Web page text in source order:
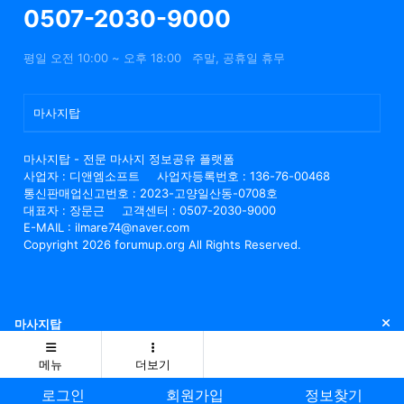
0507-2030-9000
평일 오전 10:00 ~ 오후 18:00 주말, 공휴일 휴무
마사지탑
마사지탑 - 전문 마사지 정보공유 플랫폼
사업자 : 디앤엠소프트
사업자등록번호 : 136-76-00468
통신판매업신고번호 : 2023-고양일산동-0708호
대표자 : 장문근
고객센터 : 0507-2030-9000
E-MAIL : ilmare74@naver.com
Copyright 2026 forumup.org All Rights Reserved.
마사지탑 닫
메뉴 더보기
로그인 회원가입 정보찾기